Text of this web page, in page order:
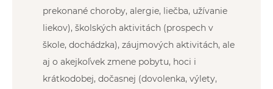
prekonané choroby, alergie, liečba, užívanie
liekov), školských aktivitách (prospech v
škole, dochádzka), záujmových aktivitách, ale
aj o akejkoľvek zmene pobytu, hoci i
krátkodobej, dočasnej (dovolenka, výlety,